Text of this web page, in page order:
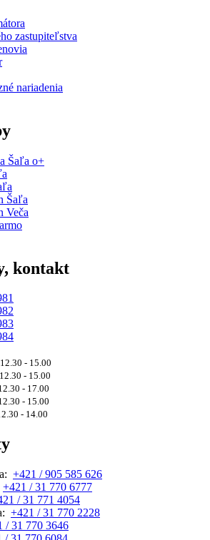
zastupiteľstva
nariadenia
Šaľa o+
Šaľa
Veča
kontakt
- 15.00
- 15.00
- 17.00
- 15.00
- 14.00
+421 / 905 585 626
+421 / 31 770 6777
/ 31 771 4054
+421 / 31 770 2228
/ 31 770 3646